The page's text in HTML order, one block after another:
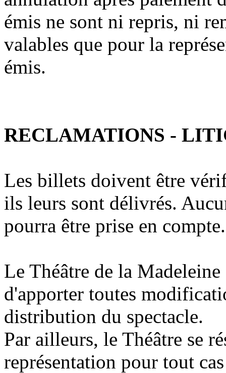
émis ne sont ni repris, ni
valables que pour la
émis.
RECLAMATIONS -
Les billets doivent être
ils leurs sont délivrés.
pourra être prise en compte.
Le Théâtre de la
d'apporter toutes
distribution du spectacle.
Par ailleurs, le Théâtre se
représentation pour tout